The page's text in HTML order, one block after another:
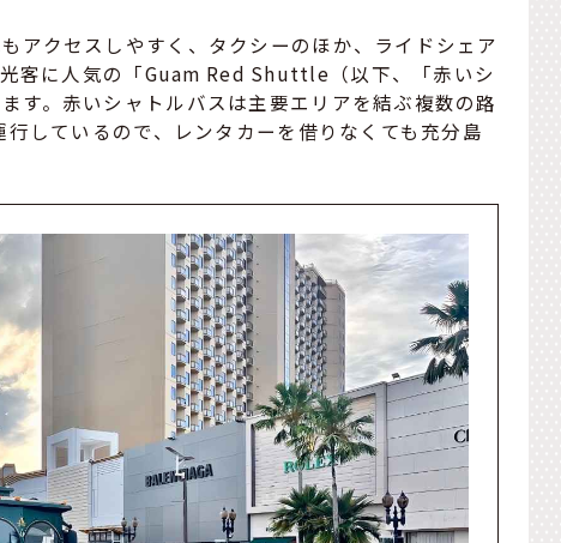
アクセスしやすく、タクシーのほか、ライドシェア
客に人気の「Guam Red Shuttle（以下、「赤いシ
す。赤いシャトルバスは主要エリアを結ぶ複数の路
しているので、レンタカーを借りなくても充分島